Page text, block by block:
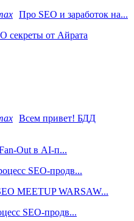
Про SEO и заработок на...
секреты от Айрата
Всем привет! БДД
Out в AI-п...
SEO-продв...
MEETUP WARSAW...
SEO-продв...